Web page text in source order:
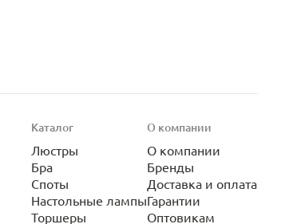
Каталог
Люстры
Бра
Споты
Настольные лампы
Торшеры
О компании
О компании
Бренды
Доставка и оплата
Гарантии
Оптовикам